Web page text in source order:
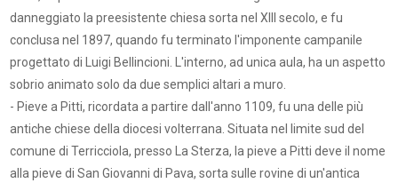
danneggiato la preesistente chiesa sorta nel XIII secolo, e fu
conclusa nel 1897, quando fu terminato l'imponente campanile
progettato di Luigi Bellincioni. L'interno, ad unica aula, ha un aspetto
sobrio animato solo da due semplici altari a muro.
- Pieve a Pitti, ricordata a partire dall'anno 1109, fu una delle più
antiche chiese della diocesi volterrana. Situata nel limite sud del
comune di Terricciola, presso La Sterza, la pieve a Pitti deve il nome
alla pieve di San Giovanni di Pava, sorta sulle rovine di un'antica